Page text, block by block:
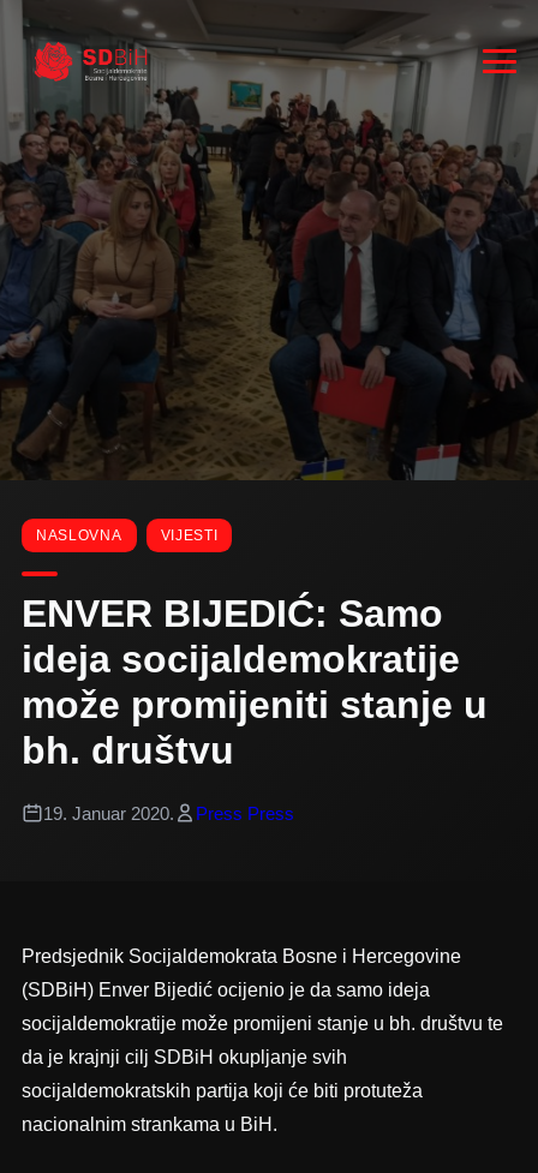
RUKOVODSTVO
ZASTUPNICI
NASLOVNA VIJESTI
ENVER BIJEDIĆ: Samo
ideja socijaldemokratije
može promijeniti stanje u
bh. društvu
19. Januar 2020. Press Press
Predsjednik Socijaldemokrata Bosne i Hercegovine
(SDBiH) Enver Bijedić ocijenio je da samo ideja
socijaldemokratije može promijeni stanje u bh. društvu te
da je krajnji cilj SDBiH okupljanje svih
socijaldemokratskih partija koji će biti protuteža
nacionalnim strankama u BiH.